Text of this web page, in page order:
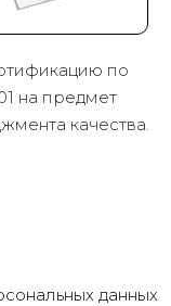
по
на предмет
качества.
данных